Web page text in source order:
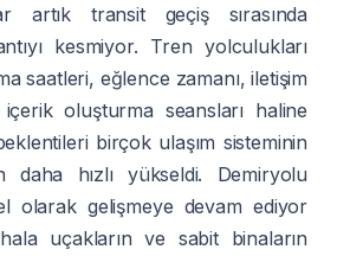
artık transit geçiş sırasında
kesmiyor. Tren yolculukları
saatleri, eğlence zamanı, iletişim
oluşturma seansları haline
birçok ulaşım sisteminin
daha hızlı yükseldi. Demiryolu
olarak gelişmeye devam ediyor
uçakların ve sabit binaların